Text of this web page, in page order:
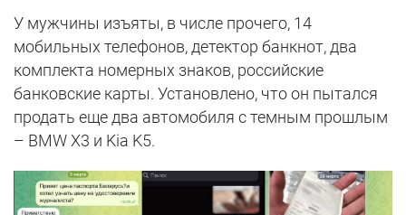
У мужчины изъяты, в числе прочего, 14
мобильных телефонов, детектор банкнот, два
комплекта номерных знаков, российские
банковские карты. Установлено, что он пытался
продать еще два автомобиля с темным прошлым
– BMW X3 и Kia K5.